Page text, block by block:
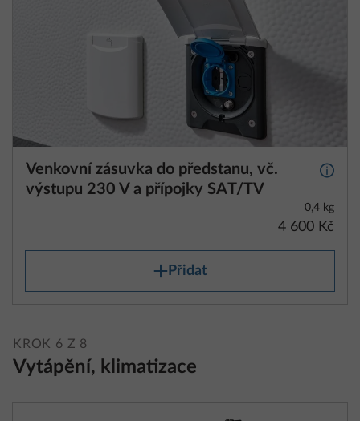
Venkovní zásuvka do předstanu, vč.
výstupu 230 V a přípojky SAT/TV
Další
0,4 kg
4 600 Kč
Přidat
KROK 6 Z 8
Vytápění, klimatizace